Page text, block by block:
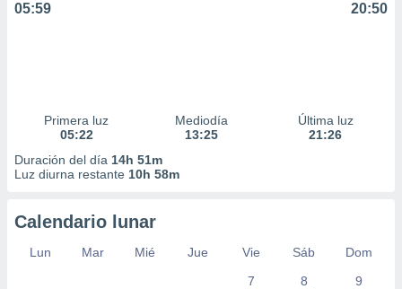
05:59 20:50
Primera luz
05:22
Mediodía
13:25
Última luz
21:26
Duración del día 14h 51m
Luz diurna restante 10h 58m
Calendario lunar
Lun Mar Mié Jue Vie Sáb
Dom
7
8 9